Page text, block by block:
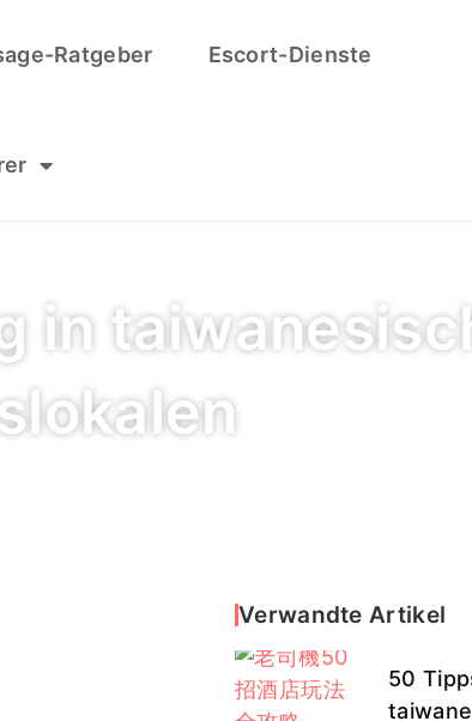
Ratgeber Escort-Dienste
in
Verwandte Artikel
50